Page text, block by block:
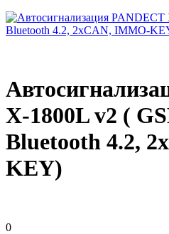
X-1800L v2 (
Bluetooth 4.2,
KEY)
0